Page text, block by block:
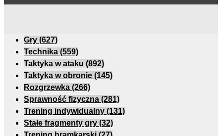
Gry (627)
Technika (559)
Taktyka w ataku (892)
Taktyka w obronie (145)
Rozgrzewka (266)
Sprawność fizyczna (281)
Trening indywidualny (131)
Stałe fragmenty gry (32)